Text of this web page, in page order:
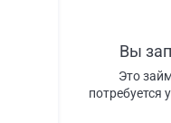
Вы
Это
потребуется